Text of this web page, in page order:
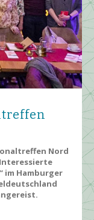
Nord
im Hamburger